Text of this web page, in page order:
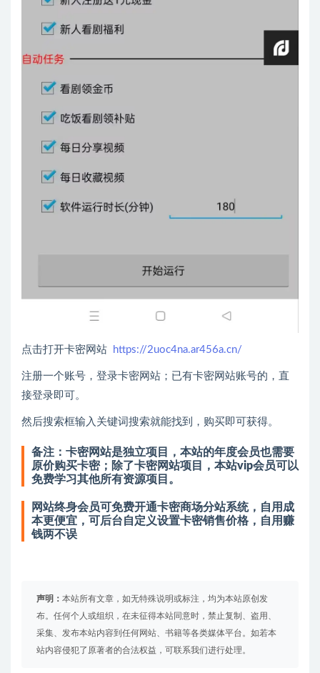
点击打开卡密网站 https://2uoc4na.ar456a.cn/
注册一个账号，登录卡密网站；已有卡密网站账号的，直
接登录即可。
然后搜索框输入关键词搜索就能找到，购买即可获得。
备注：卡密网站是独立项目，本站的年度会员也需要
原价购买卡密；除了卡密网站项目，本站vip会员可以
免费学习其他所有资源项目。
网站终身会员可免费开通卡密商场分站系统，自用成
本更便宜，可后台自定义设置卡密销售价格，自用赚
钱两不误
声明： 本站所有文章，如无特殊说明或标注，均为本站原创发
布。任何个人或组织，在未征得本站同意时，禁止复制、盗用、
采集、发布本站内容到任何网站、书籍等各类媒体平台。如若本
站内容侵犯了原著者的合法权益，可联系我们进行处理。